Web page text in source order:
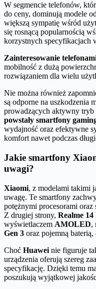
W segmencie telefonów,
do ceny, dominują modele od
większą sympatię wśród
się rosnącą popularnością
korzystnych specyfikacjach
Zainteresowanie
mobilność z dużą
rozwiązaniem dla wielu
Nie można również
są odporne na uszkodzenia
prowadzących aktywny tryb
powstały smartfony
wydajność oraz efektywne
komfort nawet podczas
Jakie smartfony
uwagi?
Xiaomi, z modelami takimi
uwagę. Te smartfony
potężnymi procesorami
Z drugiej strony, Realme 14
wyświetlaczem AMOLED,
Gen 3 oraz pojemną
Choć Huawei nie figuruje
urządzenia oferują szereg
specyfikację. Dzięki temu
poszukują wyjątkowej